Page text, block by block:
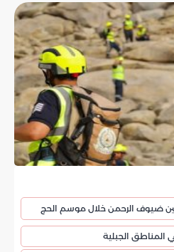
ضيوف الرحمن خلال موسم الحج
المناطق الجبلية